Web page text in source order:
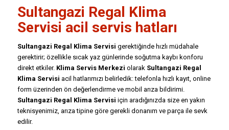
Sultangazi Regal Klima
Servisi acil servis hatları
Sultangazi Regal Klima Servisi gerektiğinde hızlı müdahale
gerektirir; özellikle sıcak yaz günlerinde soğutma kaybı konforu
direkt etkiler. Klima Servis Merkezi olarak Sultangazi Regal
Klima Servisi acil hatlarımızı belirledik: telefonla hızlı kayıt, online
form üzerinden ön değerlendirme ve mobil arıza bildirimi.
Sultangazi Regal Klima Servisi için aradığınızda size en yakın
teknisyenimiz, arıza tipine göre gerekli donanım ve parça ile sevk
edilir.